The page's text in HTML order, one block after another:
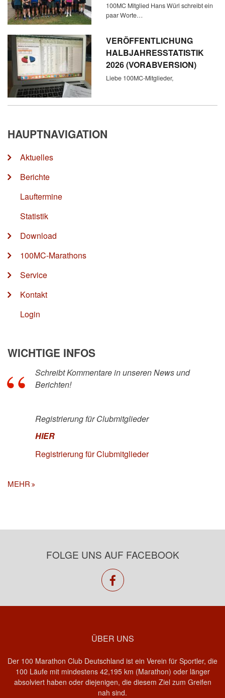
100MC Mitglied Hans Würl schreibt ein
paar Worte…
VERÖFFENTLICHUNG
HALBJAHRESSTATISTIK
2026 (VORABVERSION)
Liebe 100MC-Mitglieder,
HAUPTNAVIGATION
Aktuelles
Berichte
Lauftermine
Statistik
Download
100MC-Marathons
Service
Kontakt
Login
WICHTIGE INFOS
Schreibt Kommentare in unseren News und
Berichten!
Registrierung für Clubmitglieder
HIER
Registrierung für Clubmitglieder
MEHR
FOLGE UNS AUF FACEBOOK
facebook
ÜBER UNS
Der 100 Marathon Club Deutschland ist ein Verein für Sportler, die
100 Läufe mit mindestens 42,195 km (Marathon) oder länger
absolviert haben oder diejenigen, die diesem Ziel zum Greifen
nah sind.